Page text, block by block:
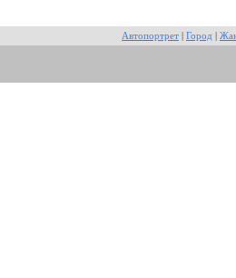
Автопортрет Город